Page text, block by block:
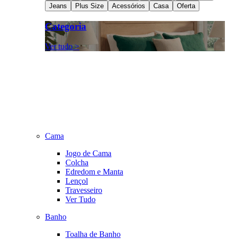
Jeans
Plus Size Acessórios Casa Oferta
Categoria
Ver tudo >
Cama
Jogo de Cama
Colcha
Edredom e Manta
Lençol
Travesseiro
Ver Tudo
Banho
Toalha de Banho